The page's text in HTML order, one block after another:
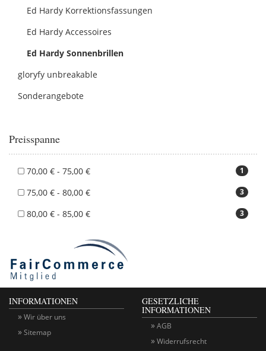
Ed Hardy Korrektionsfassungen
Ed Hardy Accessoires
Ed Hardy Sonnenbrillen
gloryfy unbreakable
Sonderangebote
Preisspanne
70,00 € - 75,00 € 1
75,00 € - 80,00 € 3
80,00 € - 85,00 € 3
INFORMATIONEN
Wir über uns
Sitemap
GESETZLICHE
INFORMATIONEN
AGB
Widerrufsrecht